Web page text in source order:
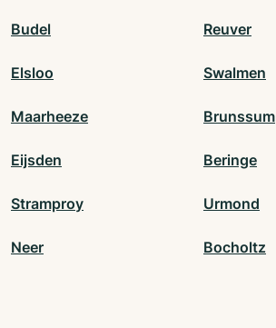
Budel Reuver
Elsloo Swalmen
Maarheeze Brunssum
Eijsden Beringe
Stramproy Urmond
Neer Bocholtz